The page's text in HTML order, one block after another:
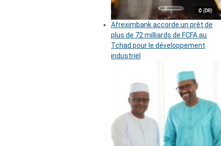
© (DR)
Afreximbank accorde un prêt de
plus de 72 milliards de FCFA au
Tchad pour le développement
industriel